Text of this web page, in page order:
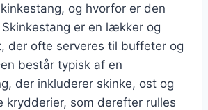
og hvorfor er den
er en lækker og
der ofte serveres til buffeter og
består typisk af en
der inkluderer skinke, ost og
krydderier, som derefter rulles